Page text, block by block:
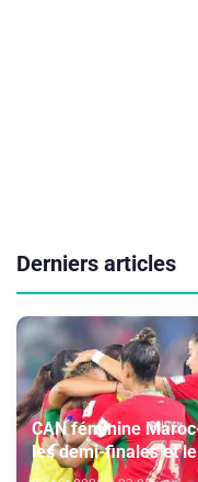
Derniers articles
CAN féminine
les demi-finales et
face à l’Afrique du